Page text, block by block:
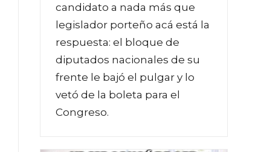
candidato a nada más que
legislador porteño acá está la
respuesta: el bloque de
diputados nacionales de su
frente le bajó el pulgar y lo
vetó de la boleta para el
Congreso.